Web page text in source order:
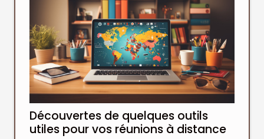
Découvertes de quelques outils
utiles pour vos réunions à distance